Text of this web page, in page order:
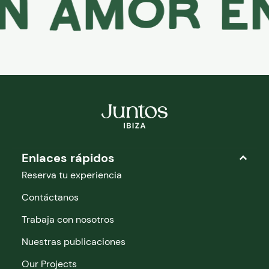
amor
Enlaces rápidos
Reserva tu experiencia
Contáctanos
Trabaja con nosotros
Nuestras publicaciones
Our Projects